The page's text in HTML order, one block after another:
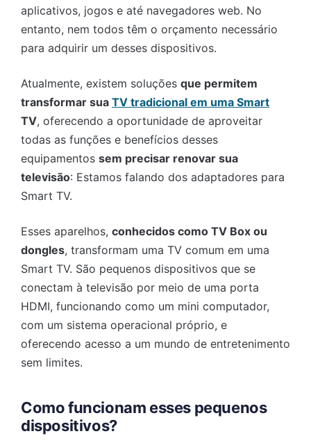
aplicativos, jogos e até navegadores web. No
entanto, nem todos têm o orçamento necessário
para adquirir um desses dispositivos.
Atualmente, existem soluções que permitem
transformar sua TV tradicional em uma Smart
TV, oferecendo a oportunidade de aproveitar
todas as funções e benefícios desses
equipamentos sem precisar renovar sua
televisão: Estamos falando dos adaptadores para
Smart TV.
Esses aparelhos, conhecidos como TV Box ou
dongles, transformam uma TV comum em uma
Smart TV. São pequenos dispositivos que se
conectam à televisão por meio de uma porta
HDMI, funcionando como um mini computador,
com um sistema operacional próprio, e
oferecendo acesso a um mundo de entretenimento
sem limites.
Como funcionam esses pequenos
dispositivos?